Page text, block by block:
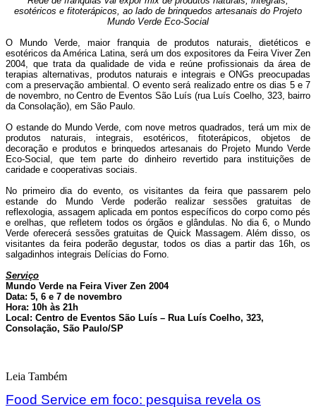
esotéricos e fitoterápicos, ao lado de brinquedos artesanais do Projeto
Mundo Verde Eco-Social
O Mundo Verde, maior franquia de produtos naturais, dietéticos e
esotéricos da América Latina, será um dos expositores da Feira Viver Zen
2004, que trata da qualidade de vida e reúne profissionais da área de
terapias alternativas, produtos naturais e integrais e ONGs preocupadas
com a preservação ambiental. O evento será realizado entre os dias 5 e 7
de novembro, no Centro de Eventos São Luís (rua Luís Coelho, 323, bairro
da Consolação), em São Paulo.
O estande do Mundo Verde, com nove metros quadrados, terá um mix de
produtos naturais, integrais, esotéricos, fitoterápicos, objetos de
decoração e produtos e brinquedos artesanais do Projeto Mundo Verde
Eco-Social, que tem parte do dinheiro revertido para instituições de
caridade e cooperativas sociais.
No primeiro dia do evento, os visitantes da feira que passarem pelo
estande do Mundo Verde poderão realizar sessões gratuitas de
reflexologia, assagem aplicada em pontos específicos do corpo como pés
e orelhas, que refletem todos os órgãos e glândulas. No dia 6, o Mundo
Verde oferecerá sessões gratuitas de Quick Massagem. Além disso, os
visitantes da feira poderão degustar, todos os dias a partir das 16h, os
salgadinhos integrais Delícias do Forno.
Serviço
Mundo Verde na Feira Viver Zen 2004
Data: 5, 6 e 7 de novembro
Hora: 10h às 21h
Local: Centro de Eventos São Luís – Rua Luís Coelho, 323,
Consolação, São Paulo/SP
Leia Também
Food Service em foco: pesquisa revela os